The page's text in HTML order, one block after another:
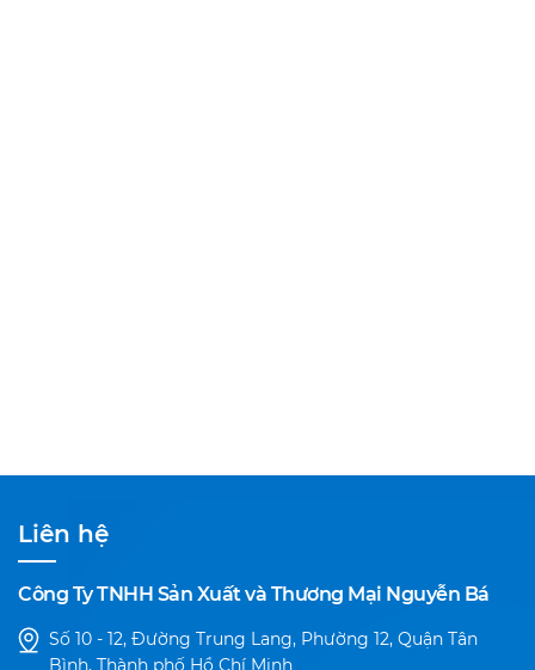
Liên hệ
Công Ty TNHH Sản Xuất và Thương Mại Nguyễn Bá
Số 10 - 12, Đường Trung Lang, Phường 12, Quận Tân
Bình, Thành phố Hồ Chí Minh